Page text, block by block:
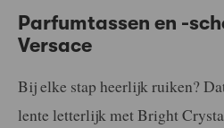
Parfumtassen en -
Versace
Bij elke stap heerlijk ruiken?
lente letterlijk met Bright